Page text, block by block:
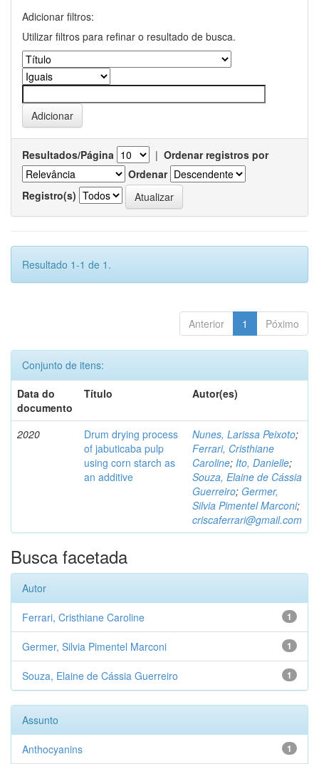
Adicionar filtros:
Utilizar filtros para refinar o resultado de busca.
Resultados/Página | Ordenar registros por
Ordenar
Registro(s)
Resultado 1-1 de 1.
Anterior 1 Póximo
Conjunto de itens:
Data do
documento
Título Autor(es)
2020
Drum drying process
of jabuticaba pulp
using corn starch as
an additive
Nunes, Larissa Peixoto;
Ferrari, Cristhiane
Caroline; Ito, Danielle;
Souza, Elaine de Cássia
Guerreiro; Germer,
Silvia Pimentel Marconi;
criscaferrari@gmail.com
Busca facetada
Autor
1
Ferrari, Cristhiane Caroline
1
Germer, Silvia Pimentel Marconi
1
Souza, Elaine de Cássia Guerreiro
Assunto
1
Anthocyanins